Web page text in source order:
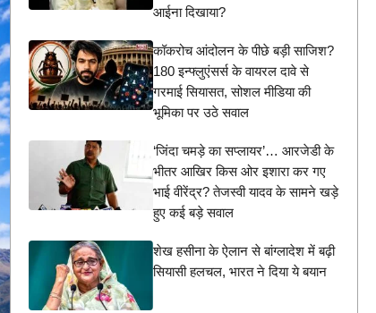
आईना दिखाया?
कॉकरोच आंदोलन के पीछे बड़ी साजिश?
180 इन्फ्लुएंसर्स के वायरल दावे से
गरमाई सियासत, सोशल मीडिया की
भूमिका पर उठे सवाल
‘जिंदा चमड़े का सप्लायर’… आरजेडी के
भीतर आखिर किस ओर इशारा कर गए
भाई वीरेंद्र? तेजस्वी यादव के सामने खड़े
हुए कई बड़े सवाल
शेख हसीना के ऐलान से बांग्लादेश में बढ़ी
सियासी हलचल, भारत ने दिया ये बयान